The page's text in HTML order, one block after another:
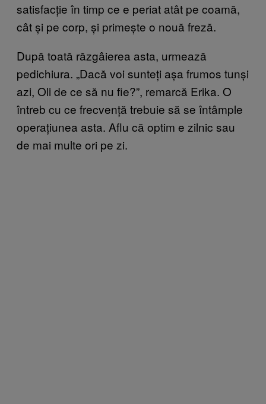
satisfacție în timp ce e periat atât pe coamă,
cât și pe corp, și primește o nouă freză.
După toată răzgâierea asta, urmează
pedichiura. „Dacă voi sunteți așa frumos tunși
azi, Oli de ce să nu fie?”, remarcă Erika. O
întreb cu ce frecvență trebuie să se întâmple
operațiunea asta. Aflu că optim e zilnic sau
de mai multe ori pe zi.